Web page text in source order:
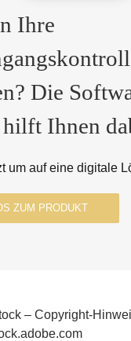
Ihre
Die
Ihnen
um auf eine digitale
ZUM PRODUKT
– Copyright-